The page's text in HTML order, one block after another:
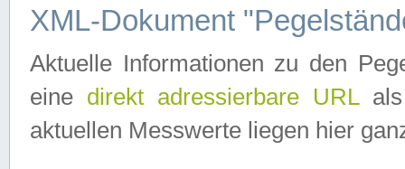
XML-Dokument
Aktuelle Informationen zu den
eine direkt adressierbare URLals
aktuellen Messwerte liegen hier